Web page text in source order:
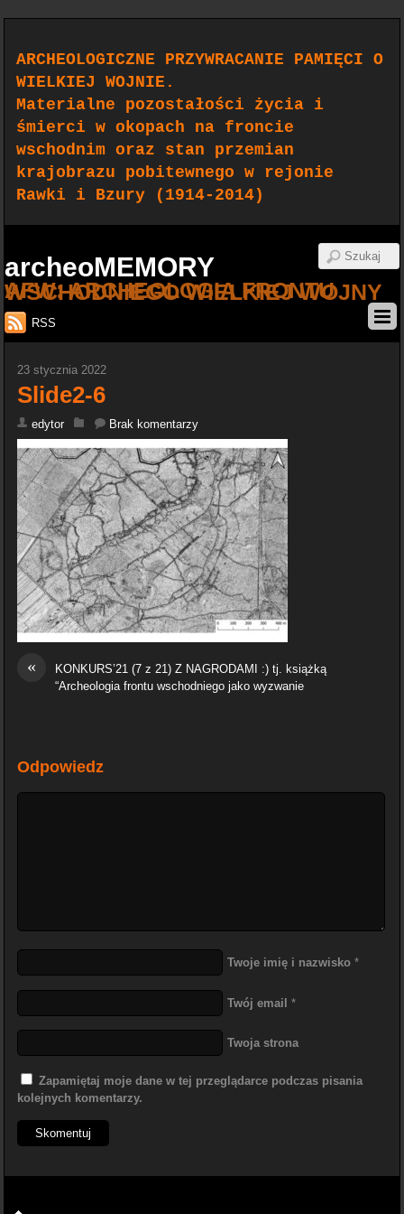
ARCHEOLOGICZNE PRZYWRACANIE PAMIĘCI O
WIELKIEJ WOJNIE.
Materialne pozostałości życia i
śmierci w okopach na froncie
wschodnim oraz stan przemian
krajobrazu pobitewnego w rejonie
Rawki i Bzury (1914-2014)
archeoMEMORY
AFW: ARCHEOLOGIA FRONTU WSCHODNIEGO WIELKIEJ WOJNY
RSS
23 stycznia 2022
Slide2-6
edytor Brak komentarzy
«
KONKURS’21 (7 z 21) Z NAGRODAMI :) tj. książką
“Archeologia frontu wschodniego jako wyzwanie
Odpowiedz
Twoje imię i nazwisko *
Twój email *
Twoja strona
Zapamiętaj moje dane w tej przeglądarce podczas pisania
kolejnych komentarzy.